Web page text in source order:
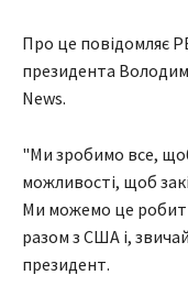
Про це повідомляє
президента
News.
"Ми зробимо все, щоб
можливості, щоб
Ми можемо це
разом з США і,
президент.